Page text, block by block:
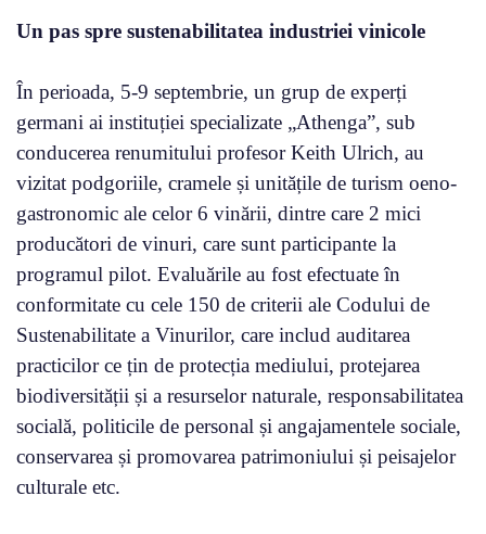
Un pas spre sustenabilitatea industriei vinicole
În perioada, 5-9 septembrie, un grup de experți
germani ai instituției specializate „Athenga”, sub
conducerea renumitului profesor Keith Ulrich, au
vizitat podgoriile, cramele și unitățile de turism oeno-
gastronomic ale celor 6 vinării, dintre care 2 mici
producători de vinuri, care sunt participante la
programul pilot. Evaluările au fost efectuate în
conformitate cu cele 150 de criterii ale Codului de
Sustenabilitate a Vinurilor, care includ auditarea
practicilor ce țin de protecția mediului, protejarea
biodiversității și a resurselor naturale, responsabilitatea
socială, politicile de personal și angajamentele sociale,
conservarea și promovarea patrimoniului și peisajelor
culturale etc.